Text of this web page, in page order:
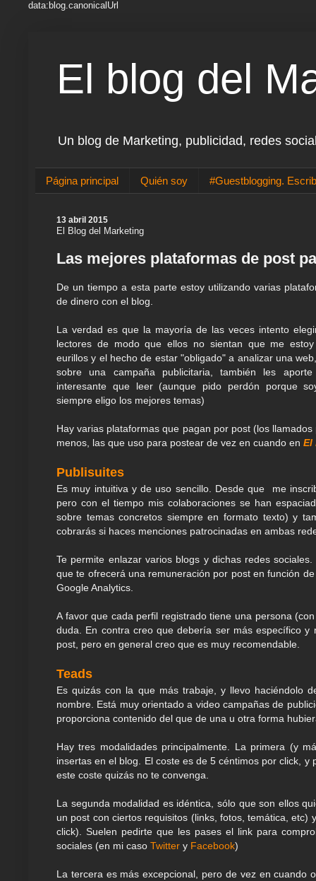
data:blog.canonicalUrl
El blog del
Un blog de Marketing, publicidad, redes
Página principal Quién soy #Guestblogging.
13 abril 2015
El Blog del Marketing
Las mejores plataformas de post
De un tiempo a esta parte estoy utilizando varias
de dinero con el blog.
La verdad es que la mayoría de las veces intento
lectores de modo que ellos no sientan que me
eurillos y el hecho de estar "obligado" a analizar una
sobre una campaña publicitaria, también les
interesante que leer (aunque pido perdón porque
siempre eligo los mejores temas)
Hay varias plataformas que pagan por post (los
menos, las que uso para postear de vez en cuando en El
Publisuites
Es muy intuitiva y de uso sencillo. Desde que me
pero con el tiempo mis colaboraciones se han
sobre temas concretos siempre en formato texto) y
cobrarás si haces menciones patrocinadas en ambas
Te permite enlazar varios blogs y dichas redes
que te ofrecerá una remuneración por post en función
Google Analytics.
A favor que cada perfil registrado tiene una persona
duda. En contra creo que debería ser más específico
post, pero en general creo que es muy recomendable.
Teads
Es quizás con la que más trabaje, y llevo haciéndolo
nombre. Está muy orientado a video campañas de
proporciona contenido del que de una u otra forma
Hay tres modalidades principalmente. La primera (y
insertas en el blog. El coste es de 5 céntimos por click,
este coste quizás no te convenga.
La segunda modalidad es idéntica, sólo que son ellos
un post con ciertos requisitos (links, fotos, temática,
click). Suelen pedirte que les pases el link para
sociales (en mi caso Twitter y Facebook)
La tercera es más excepcional, pero de vez en cuando